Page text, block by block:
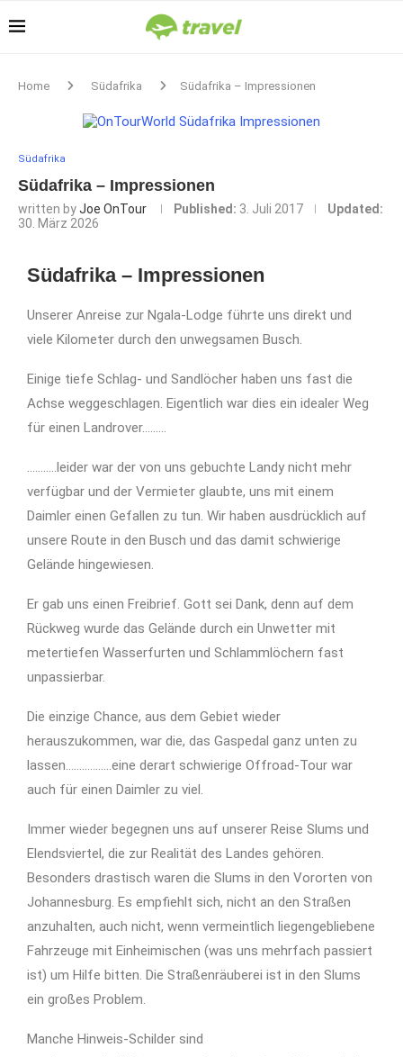
Home Südafrika Südafrika – Impressionen
Südafrika
Südafrika – Impressionen
written byJoe OnTour Published: 3. Juli 2017
Updated:
30. März 2026
Südafrika – Impressionen
Unserer Anreise zur Ngala-Lodge führte uns direkt und
viele Kilometer durch den unwegsamen Busch.
Einige tiefe Schlag- und Sandlöcher haben uns fast die
Achse weggeschlagen. Eigentlich war dies ein idealer Weg
für einen Landrover………
………..leider war der von uns gebuchte Landy nicht mehr
verfügbar und der Vermieter glaubte, uns mit einem
Daimler einen Gefallen zu tun. Wir haben ausdrücklich auf
unsere Route in den Busch und das damit schwierige
Gelände hingewiesen.
Er gab uns einen Freibrief. Gott sei Dank, denn auf dem
Rückweg wurde das Gelände durch ein Unwetter mit
metertiefen Wasserfurten und Schlammlöchern fast
unpassierbar.
Die einzige Chance, aus dem Gebiet wieder
herauszukommen, war die, das Gaspedal ganz unten zu
lassen……………..eine derart schwierige Offroad-Tour war
auch für einen Daimler zu viel.
Immer wieder begegnen uns auf unserer Reise Slums und
Elendsviertel, die zur Realität des Landes gehören.
Besonders drastisch waren die Slums in den Vororten von
Johannesburg. Es empfiehlt sich, nicht an den Straßen
anzuhalten, auch nicht, wenn vermeintlich liegengebliebene
Fahrzeuge mit Einheimischen (was uns mehrfach passiert
ist) um Hilfe bitten. Die Straßenräuberei ist in den Slums
ein großes Problem.
Manche Hinweis-Schilder sind